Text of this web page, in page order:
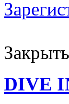
Закрыть
DIVE